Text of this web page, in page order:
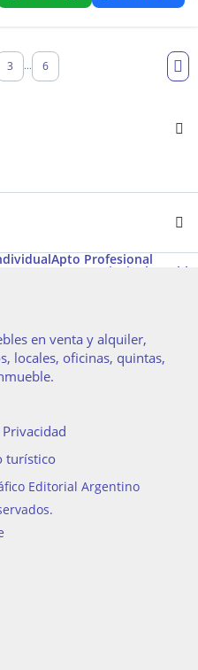
3 ... 6
Apto Profesional
Ascensores principales Cable
en venta y alquiler,
locales, oficinas, quintas,
turístico
Editorial Argentino